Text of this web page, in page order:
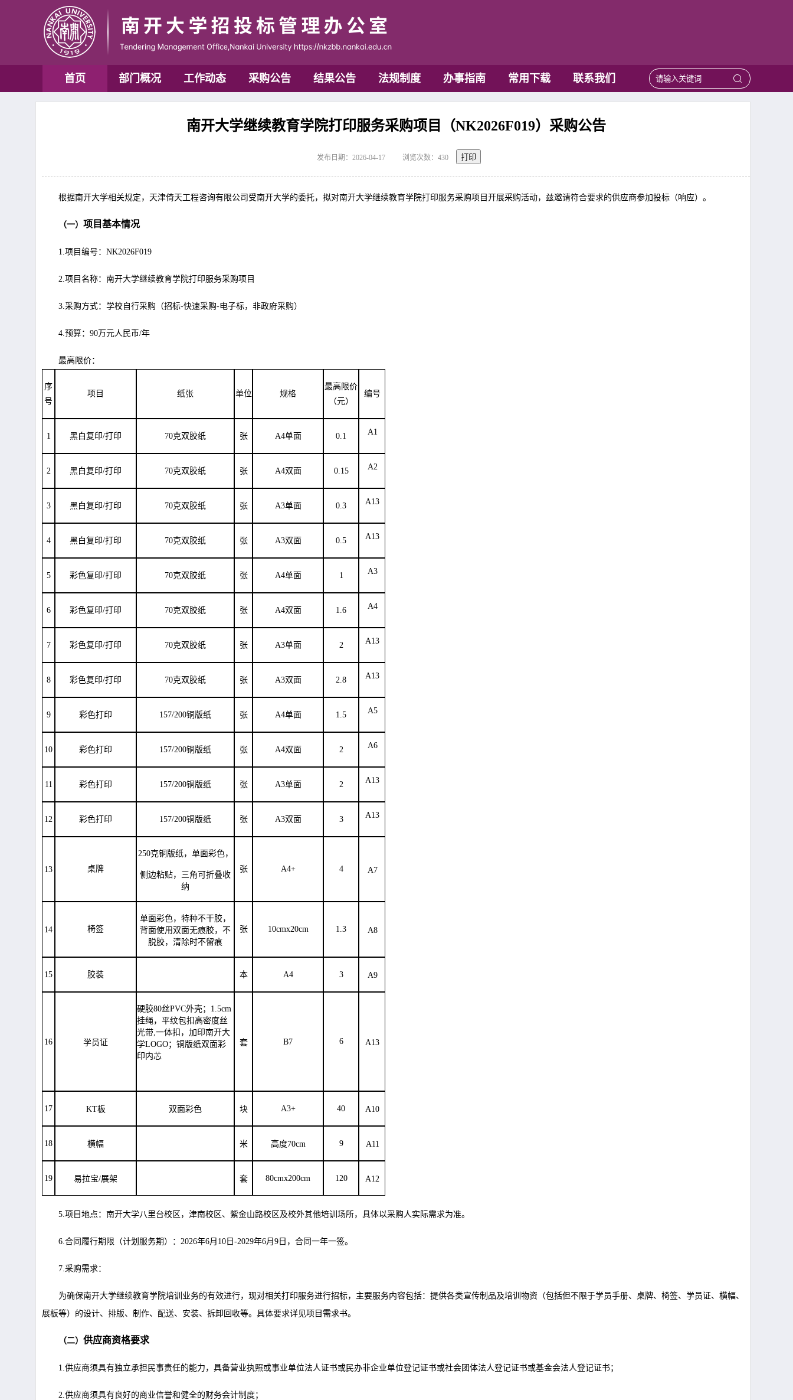
首页 部门概况 工作动态 采购公告 结果公告 法规制度 办事指南 常用下载 联系我们
南开大学继续教育学院打印服务采购项目（NK2026F019）采购公告
发布日期：2026-04-17 浏览次数： 430 打印
根据南开大学相关规定，天津倚天工程咨询有限公司受南开大学的委托，拟对南开大学继续教育学院打印服务采购项目开展采购活动，兹邀请符合要求的供应商参加投标（响应）。
（一） 项目基本情况
1.项目编号：NK2026F019
2.项目名称：南开大学继续教育学院打印服务采购项目
3.采购方式：学校自行采购（招标-快速采购-电子标，非政府采购）
4.预算： 90万元人民币/年
最高限价：
序
号
项目 纸张 单位 规格
最高限价
（元）
编号
1 黑白复印/打印 70克双胶纸 张 A4单面 0.1 A1
2 黑白复印/打印 70克双胶纸 张 A4双面 0.15 A2
3 黑白复印/打印 70克双胶纸 张 A3单面 0.3 A13
4 黑白复印/打印 70克双胶纸 张 A3双面 0.5 A13
5 彩色复印/打印 70克双胶纸 张 A4单面 1 A3
6 彩色复印/打印 70克双胶纸 张 A4双面 1.6 A4
7 彩色复印/打印 70克双胶纸 张 A3单面 2 A13
8 彩色复印/打印 70克双胶纸 张 A3双面 2.8 A13
9 彩色打印 157/200铜版纸 张 A4单面 1.5 A5
10 彩色打印 157/200铜版纸 张 A4双面 2 A6
11 彩色打印 157/200铜版纸 张 A3单面 2 A13
12 彩色打印 157/200铜版纸 张 A3双面 3 A13
13 桌牌
250克铜版纸，单面彩色，
侧边粘贴，三角可折叠收
纳
张 A4+ 4 A7
14 椅签
单面彩色，特种不干胶，
背面使用双面无痕胶，不
脱胶，清除时不留痕
张 10cmx20cm 1.3 A8
15 胶装 本 A4 3 A9
16 学员证
硬胶80丝PVC外壳；1.5cm
挂绳，平纹包扣高密度丝
光带,一体扣，加印南开大
学LOGO；铜版纸双面彩
印内芯
套 B7 6 A13
17 KT板 双面彩色 块 A3+ 40 A10
18 横幅 米 高度70cm 9 A11
19 易拉宝/展架 套 80cmx200cm 120 A12
5.项目地点：南开大学八里台校区，津南校区、紫金山路校区及校外其他培训场所，具体以采购人实际需求为准。
6.合同履行期限（计划服务期）：2026年6月10日-2029年6月9日，合同一年一签。
7.采购需求：
为确保南开大学继续教育学院培训业务的有效进行，现对相关打印服务进行招标，主要服务内容包括：提供各类宣传制品及培训物资（包括但不限于学员手册、桌牌、椅签、学员证、横幅、
展板等）的设计、排版、制作、配送、安装、拆卸回收等。具体要求详见项目需求书。
（二） 供应商资格要求
1.供应商须具有独立承担民事责任的能力，具备营业执照或事业单位法人证书或民办非企业单位登记证书或社会团体法人登记证书或基金会法人登记证书；
2.供应商须具有良好的商业信誉和健全的财务会计制度；